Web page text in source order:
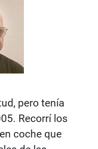
pero tenía
Recorrí los
coche que